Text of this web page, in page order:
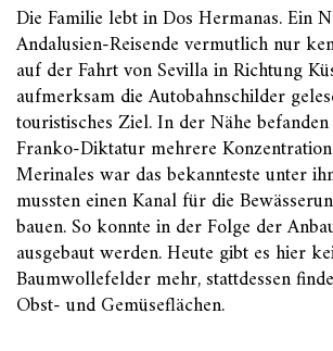
Die Familie lebt in Dos Hermanas. Ein
Andalusien-Reisende vermutlich nur
auf der Fahrt von Sevilla in Richtung
aufmerksam die Autobahnschilder
touristisches Ziel. In der Nähe
Franko-Diktatur mehrere
Merinales war das bekannteste unter
mussten einen Kanal für die
bauen. So konnte in der Folge der
ausgebaut werden. Heute gibt es hier
Baumwollefelder mehr, stattdessen
Obst- und Gemüseflächen.